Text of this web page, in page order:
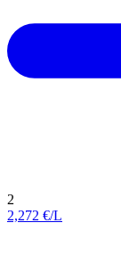
2
2,272 €/L